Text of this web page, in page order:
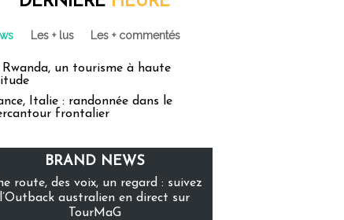
Les + lus Les + commentés
Rwanda, un tourisme à haute
Italie : randonnée dans le
frontalier
BRAND NEWS
route, des voix, un regard : suivez
l’Outback australien en direct sur
TourMaG